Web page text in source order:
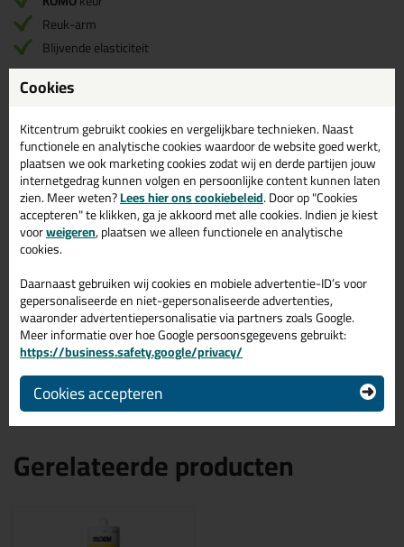
Reuk-arm
Blijvende elasticiteit
MSP Oneseal worst 600ml
in Bruin RAL 8007
Zoek je kit in een specifieke kleur? Gevonden! Deze glaskit met
komo MSP Oneseal worst 600ml in de kleur Bruin RAL 8007 is te
gebruiken voor verschillende toepassingen. Een duurzame en
veelzijdige kit welke makkelijk te verwerken is. Perfect als je een
Bestel de MSP Oneseal worst 600ml in kleur Bruin RAL 8007
vandaag nog! Op voorraad en op werkdagen besteld = morgen in
huis.
Wil je meer weten over de toepassing en kenmerken van dit
Gerelateerde producten
Cookies
Kitcentrum gebruikt cookies en vergelijkbare technieken. Naast
functionele en analytische cookies waardoor de website goed werkt,
plaatsen we ook marketing cookies zodat wij en derde partijen jouw
internetgedrag kunnen volgen en persoonlijke content kunnen laten
zien. Meer weten?Lees hier ons cookiebeleid. Door op "Cookies
accepteren" te klikken, ga je akkoord met alle cookies. Indien je kiest
voorweigeren, plaatsen we alleen functionele en analytische
cookies.
Daarnaast gebruiken wij cookies en mobiele advertentie-ID’s voor
gepersonaliseerde en niet-gepersonaliseerde advertenties,
waaronder advertentiepersonalisatie via partners zoals Google.
Meer informatie over hoe Google persoonsgegevens gebruikt:
https://business.safety.google/privacy/
Cookies accepteren